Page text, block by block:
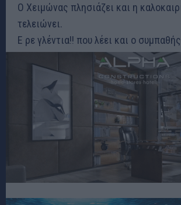
Ο Χειμώνας πλησιάζει και η
τελειώνει.
Ε ρε γλέντια!! που λέει και ο